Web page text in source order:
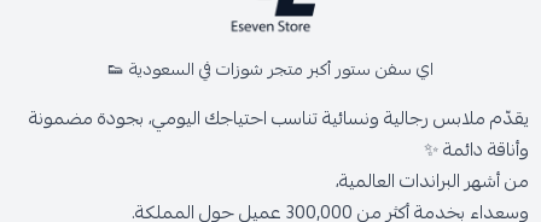
اي سفن ستور أكبر متجر شوزات في السعودية 👟
يقدّم ملابس رجالية ونسائية تناسب احتياجك اليومي، بجودة مضمونة
وأناقة دائمة ✨
من أشهر البراندات العالمية،
وسعداء بخدمة أكثر من 300,000 عميل حول المملكة.